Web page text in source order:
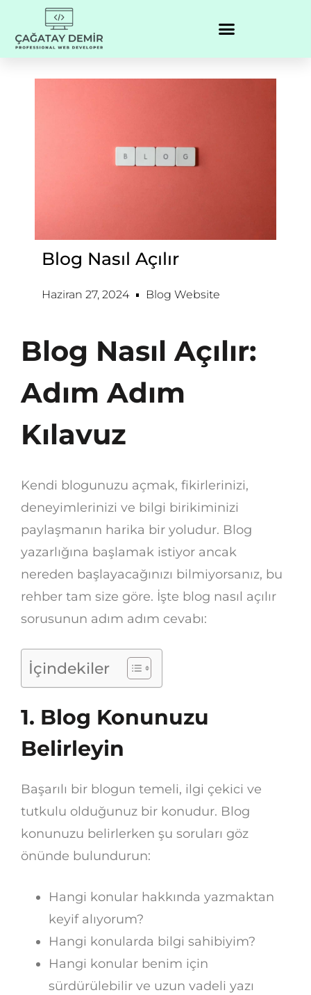
Blog Nasıl Açılır
Haziran 27, 2024 Blog Website
Blog Nasıl Açılır:
Adım Adım
Kılavuz
Kendi blogunuzu açmak, fikirlerinizi,
deneyimlerinizi ve bilgi birikiminizi
paylaşmanın harika bir yoludur. Blog
yazarlığına başlamak istiyor ancak
nereden başlayacağınızı bilmiyorsanız, bu
rehber tam size göre. İşte blog nasıl açılır
sorusunun adım adım cevabı:
İçindekiler
1. Blog Konunuzu
Belirleyin
Başarılı bir blogun temeli, ilgi çekici ve
tutkulu olduğunuz bir konudur. Blog
konunuzu belirlerken şu soruları göz
önünde bulundurun:
Hangi konular hakkında yazmaktan
keyif alıyorum?
Hangi konularda bilgi sahibiyim?
Hangi konular benim için
sürdürülebilir ve uzun vadeli yazı